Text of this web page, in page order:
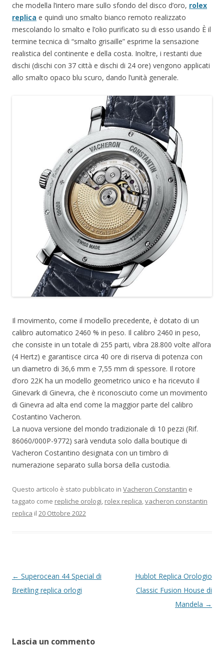
che modella l’intero mare sullo sfondo del disco d’oro, rolex
replica e quindi uno smalto bianco remoto realizzato
mescolando lo smalto e l’olio purificato su di esso usando È il
termine tecnica di “smalto grisaille” esprime la sensazione
realistica del continente e della costa. Inoltre, i restanti due
dischi (dischi con 37 città e dischi di 24 ore) vengono applicati
allo smalto opaco blu scuro, dando l’unità generale.
Il movimento, come il modello precedente, è dotato di un
calibro automatico 2460 % in peso. Il calibro 2460 in peso,
che consiste in un totale di 255 parti, vibra 28.800 volte all’ora
(4 Hertz) e garantisce circa 40 ore di riserva di potenza con
un diametro di 36,6 mm e 7,55 mm di spessore. Il rotore
d’oro 22K ha un modello geometrico unico e ha ricevuto il
Ginevark di Ginevra, che è riconosciuto come un movimento
di Ginevra ad alta end come la maggior parte del calibro
Costantino Vacheron.
La nuova versione del mondo tradizionale di 10 pezzi (Rif.
86060/000P-9772) sarà venduta solo dalla boutique di
Vacheron Costantino designata con un timbro di
numerazione separato sulla borsa della custodia.
Questo articolo è stato pubblicato in Vacheron Constantin e
taggato come repliche orologi, rolex replica,vacheron constantin
replica il 20 Ottobre 2022
Navigazione
articolo
← Superocean 44 Special di
Breitling replica orlogi
Hublot Replica Orologio
Classic Fusion House di
Mandela →
Lascia un commento